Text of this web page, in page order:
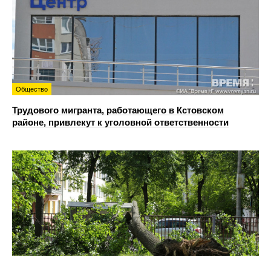
Общество
Трудового мигранта, работающего в Кстовском
районе, привлекут к уголовной ответственности